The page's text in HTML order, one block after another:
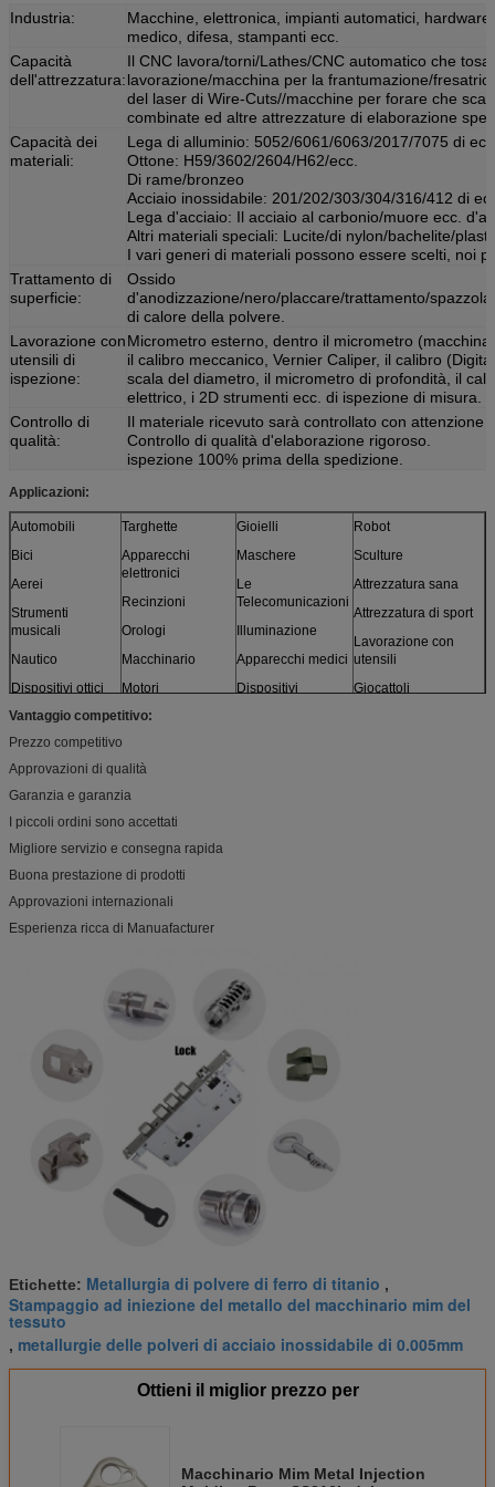
Industria:
Macchine, elettronica, impianti automatici,
medico, difesa, stampanti ecc.
Capacità
dell'attrezzatura:
Il CNC lavora/torni/Lathes/CNC automatico che
lavorazione/macchina per la frantumazione/
del laser di Wire-Cuts//macchine per forare che
combinate ed altre attrezzature di elaborazione
Capacità dei
materiali:
Lega di alluminio: 5052/6061/6063/2017/7075 di
Ottone: H59/3602/2604/H62/ecc.
Di rame/bronzeo
Acciaio inossidabile: 201/202/303/304/316/412 di
Lega d'acciaio: Il acciaio al carbonio/muore ecc.
Altri materiali speciali: Lucite/di nylon/bachelite/
I vari generi di materiali possono essere scelti, noi
Trattamento di
superficie:
Ossido
d'anodizzazione/nero/placcare/trattamento/
di calore della polvere.
Lavorazione con
utensili di
ispezione:
Micrometro esterno, dentro il micrometro
il calibro meccanico, Vernier Caliper, il calibro
scala del diametro, il micrometro di profondità, il
elettrico, i 2D strumenti ecc. di ispezione di misura.
Controllo di
qualità:
Il materiale ricevuto sarà controllato con attenzione
Controllo di qualità d'elaborazione rigoroso.
ispezione 100% prima della spedizione.
Applicazioni:
Automobili
Bici
Aerei
Strumenti
musicali
Nautico
Dispositivi ottici
Sensori
Modelli
Targhette
Apparecchi
elettronici
Recinzioni
Orologi
Macchinario
Motori
Mobilia
Gioielli
Maschere
Le
Telecomunicazioni
Illuminazione
Apparecchi medici
Dispositivi
Robot
Sculture
Attrezzatura sana
Attrezzatura di sport
Lavorazione con
utensili
Giocattoli
Vantaggio competitivo:
Prezzo competitivo
Approvazioni di qualità
Garanzia e garanzia
I piccoli ordini sono accettati
Migliore servizio e consegna rapida
Buona prestazione di prodotti
Approvazioni internazionali
Esperienza ricca di Manuafacturer
Etichette: Metallurgia di polvere di ferro di titanio ,
Stampaggio ad iniezione del metallo del macchinario mim del
tessuto
, metallurgie delle polveri di acciaio inossidabile di 0.005mm
Ottieni il miglior prezzo per
Macchinario Mim Metal Injection